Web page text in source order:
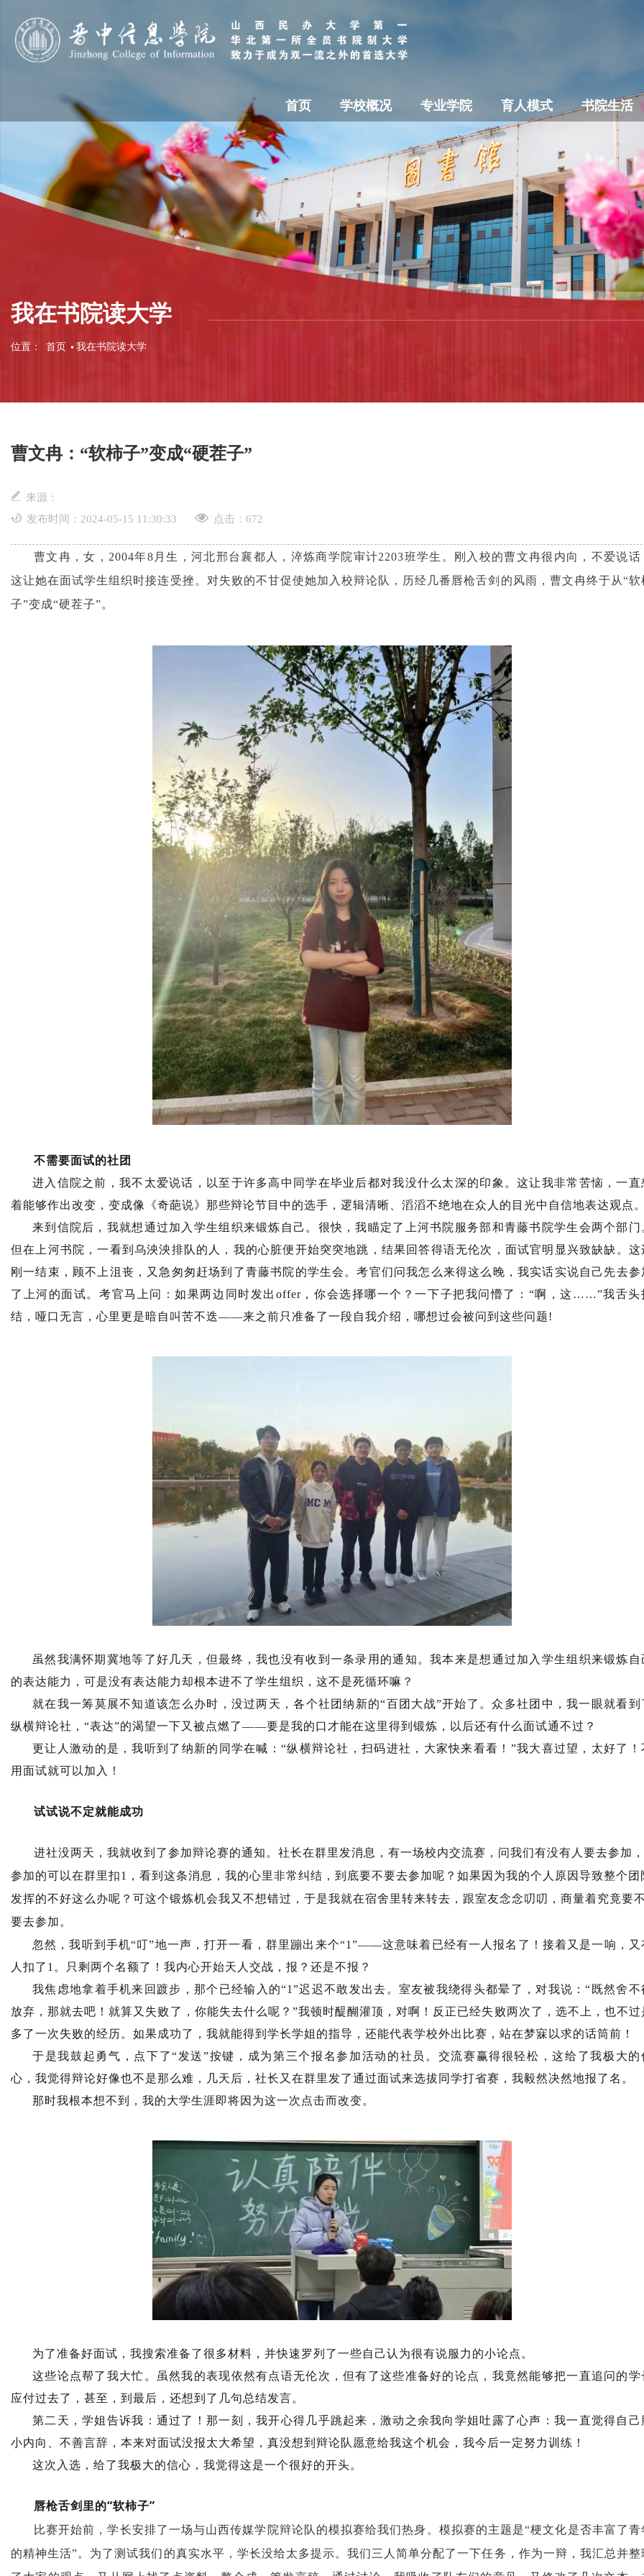
首页 学校概况 专业学院 育人模式 书院生活
我在书院读大学
位置： 首页 我在书院读大学
曹文冉：“软柿子”变成“硬茬子”
来源：
发布时间：2024-05-15 11:30:33
点击： 672
曹文冉，女，2004年8月生，河北邢台襄都人，淬炼商学院审计2203班学生。刚入校的曹文冉很内向，不爱说话
这让她在面试学生组织时接连受挫。对失败的不甘促使她加入校辩论队，历经几番唇枪舌剑的风雨，曹文冉终于从“软
子”变成“硬茬子”。
不需要面试的社团
进入信院之前，我不太爱说话，以至于许多高中同学在毕业后都对我没什么太深的印象。这让我非常苦恼，一直
着能够作出改变，变成像《奇葩说》那些辩论节目中的选手，逻辑清晰、滔滔不绝地在众人的目光中自信地表达观点
来到信院后，我就想通过加入学生组织来锻炼自己。很快，我瞄定了上河书院服务部和青藤书院学生会两个部门
但在上河书院，一看到乌泱泱排队的人，我的心脏便开始突突地跳，结果回答得语无伦次，面试官明显兴致缺缺。这
刚一结束，顾不上沮丧，又急匆匆赶场到了青藤书院的学生会。考官们问我怎么来得这么晚，我实话实说自己先去参
了上河的面试。考官马上问：如果两边同时发出offer，你会选择哪一个？一下子把我问懵了：“啊，这……”我舌头
结，哑口无言，心里更是暗自叫苦不迭——来之前只准备了一段自我介绍，哪想过会被问到这些问题!
虽然我满怀期冀地等了好几天，但最终，我也没有收到一条录用的通知。我本来是想通过加入学生组织来锻炼自
的表达能力，可是没有表达能力却根本进不了学生组织，这不是死循环嘛？
就在我一筹莫展不知道该怎么办时，没过两天，各个社团纳新的“百团大战”开始了。众多社团中，我一眼就看到
纵横辩论社，“表达”的渴望一下又被点燃了——要是我的口才能在这里得到锻炼，以后还有什么面试通不过？
更让人激动的是，我听到了纳新的同学在喊：“纵横辩论社，扫码进社，大家快来看看！”我大喜过望，太好了！
用面试就可以加入！
试试说不定就能成功
进社没两天，我就收到了参加辩论赛的通知。社长在群里发消息，有一场校内交流赛，问我们有没有人要去参加，
参加的可以在群里扣1，看到这条消息，我的心里非常纠结，到底要不要去参加呢？如果因为我的个人原因导致整个团
发挥的不好这么办呢？可这个锻炼机会我又不想错过，于是我就在宿舍里转来转去，跟室友念念叨叨，商量着究竟要
要去参加。
忽然，我听到手机“叮”地一声，打开一看，群里蹦出来个“1”——这意味着已经有一人报名了！接着又是一响，又
人扣了1。只剩两个名额了！我内心开始天人交战，报？还是不报？
我焦虑地拿着手机来回踱步，那个已经输入的“1”迟迟不敢发出去。室友被我绕得头都晕了，对我说：“既然舍不
放弃，那就去吧！就算又失败了，你能失去什么呢？”我顿时醍醐灌顶，对啊！反正已经失败两次了，选不上，也不过
多了一次失败的经历。如果成功了，我就能得到学长学姐的指导，还能代表学校外出比赛，站在梦寐以求的话筒前！
于是我鼓起勇气，点下了“发送”按键，成为第三个报名参加活动的社员。交流赛赢得很轻松，这给了我极大的
心，我觉得辩论好像也不是那么难，几天后，社长又在群里发了通过面试来选拔同学打省赛，我毅然决然地报了名。
那时我根本想不到，我的大学生涯即将因为这一次点击而改变。
为了准备好面试，我搜索准备了很多材料，并快速罗列了一些自己认为很有说服力的小论点。
这些论点帮了我大忙。虽然我的表现依然有点语无伦次，但有了这些准备好的论点，我竟然能够把一直追问的学
应付过去了，甚至，到最后，还想到了几句总结发言。
第二天，学姐告诉我：通过了！那一刻，我开心得几乎跳起来，激动之余我向学姐吐露了心声：我一直觉得自己
小内向、不善言辞，本来对面试没报太大希望，真没想到辩论队愿意给我这个机会，我今后一定努力训练！
这次入选，给了我极大的信心，我觉得这是一个很好的开头。
唇枪舌剑里的“软柿子”
比赛开始前，学长安排了一场与山西传媒学院辩论队的模拟赛给我们热身。模拟赛的主题是“梗文化是否丰富了青
的精神生活”。为了测试我们的真实水平，学长没给太多提示。我们三人简单分配了一下任务，作为一辩，我汇总并整